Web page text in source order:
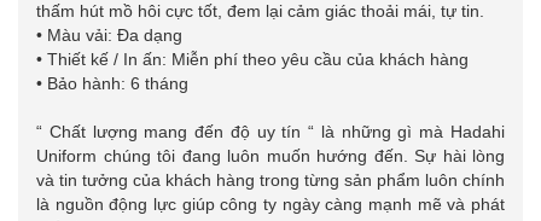
thấm hút mồ hôi cực tốt, đem lại cảm giác thoải mái, tự tin.
• Màu vải: Đa dạng
• Thiết kế / In ấn: Miễn phí theo yêu cầu của khách hàng
• Bảo hành: 6 tháng
“ Chất lượng mang đến độ uy tín “ là những gì mà Hadahi
Uniform chúng tôi đang luôn muốn hướng đến. Sự hài lòng
và tin tưởng của khách hàng trong từng sản phẩm luôn chính
là nguồn động lực giúp công ty ngày càng mạnh mẽ và phát